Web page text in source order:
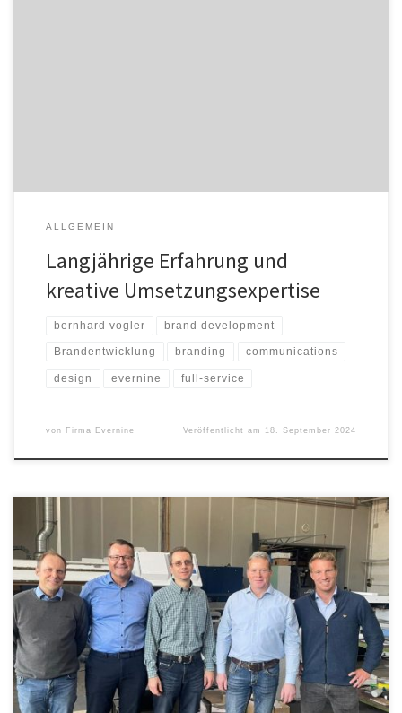
ALLGEMEIN
Langjährige Erfahrung und
kreative Umsetzungsexpertise
bernhard vogler brand development
Brandentwicklung branding communications
design evernine full-service
von Firma Evernine Veröffentlicht am 18. September 2024
Die Vamea Group AG hat die Vetschauer Industrieservice GmbH
(VIS) vollständig übernommen und erweitert damit ihr Portfolio im
Bereich der Metallverarbeitung. Diese Akquisition stellt einen
wichtigen Schritt in der Wachstumsstrategie der Vamea Group AG
dar, da sie die Position der Unternehmensgruppe als
Komplettanbieter in den Bereichen Werkzeugbau und
Teilefertigung weiter […]